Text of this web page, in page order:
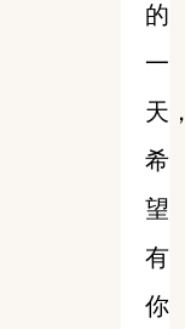
的
一
天，
希
望
有
你